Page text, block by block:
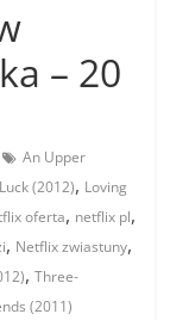
– 20
An Upper
(2012), Loving
oferta, netflix pl,
, Netflix zwiastuny,
,Three-
(2011)